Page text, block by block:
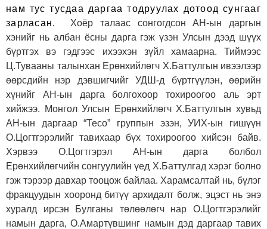
нам тус тусдаа даргаа тодруулах дотоод сунгааг
зарласан.
Хоёр талаас сонгогдсон АН-ын даргын
хэнийг нь албан ёсны дарга гэж үзэн Улсын дээд шүүх
бүртгэх вэ гэдгээс ихээхэн зүйл хамаарна. Тиймээс
Ц.Тувааны талынхан Ерөнхийлөгч Х.Баттулгын ивээлээр
өөрсдийн нэр дэвшигчийг УДШ-д бүртгүүлэн, өөрийн
хүнийг АН-ын дарга болгохоор тохироогоо аль эрт
хийжээ. Монгол Улсын Ерөнхийлөгч Х.Баттулгын хувьд
АН-ын даргаар “Тесо” группын эзэн, УИХ-ын гишүүн
О.Цогтгэрэлийг тавихаар бүх тохироогоо хийсэн байв.
Хэрвээ О.Цогтгэрэл АН-ын дарга болбол
Ерөнхийлөгчийн сонгуулийн үед Х.Баттулгад хэрэг болно
гэж тэрээр давхар тооцож байлаа. Харамсалтай нь, бүлэг
фракцуудын хооронд битүү архидалт болж, эцэст нь энэ
хуралд ирсэн Булганы төлөөлөгч нар О.Цогтгэрэлийг
намын дарга, О.Амартүвшинг намын дэд даргаар тавих